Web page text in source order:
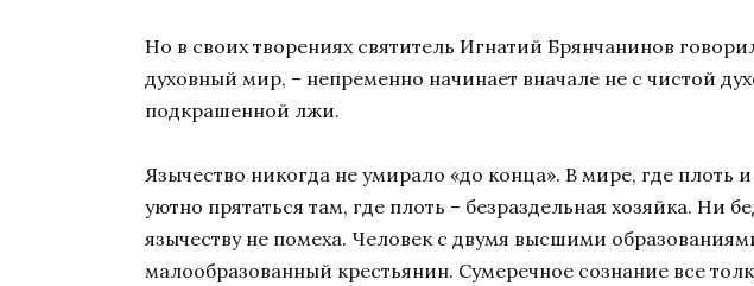
Но в своих творениях святитель Игнатий Брянчанинов
духовный мир, – непременно начинает вначале не с чистой
подкрашенной лжи.
Язычество никогда не умирало «до конца». В мире, где плоть
уютно прятаться там, где плоть – безраздельная хозяйка. Ни
язычеству не помеха. Человек с двумя высшими
малообразованный крестьянин. Сумеречное сознание все